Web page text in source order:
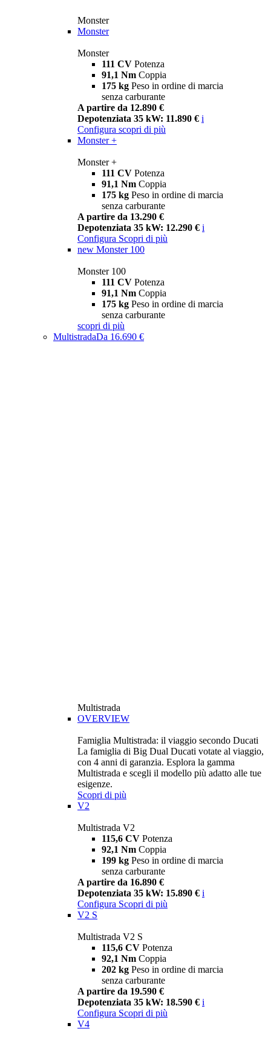
Monster
Monster
Monster
111 CV Potenza
91,1 Nm Coppia
175 kg Peso in ordine di marcia
senza carburante
A partire da 12.890 €
Depotenziata 35 kW: 11.890 € i
Configura scopri di più
Monster +
Monster +
111 CV Potenza
91,1 Nm Coppia
175 kg Peso in ordine di marcia
senza carburante
A partire da 13.290 €
Depotenziata 35 kW: 12.290 € i
Configura Scopri di più
new Monster 100
Monster 100
111 CV Potenza
91,1 Nm Coppia
175 kg Peso in ordine di marcia
senza carburante
scopri di più
MultistradaDa 16.690 €
Multistrada
OVERVIEW
Famiglia Multistrada: il viaggio secondo Ducati
La famiglia di Big Dual Ducati votate al viaggio,
con 4 anni di garanzia. Esplora la gamma
Multistrada e scegli il modello più adatto alle tue
esigenze.
Scopri di più
V2
Multistrada V2
115,6 CV Potenza
92,1 Nm Coppia
199 kg Peso in ordine di marcia
senza carburante
A partire da 16.890 €
Depotenziata 35 kW: 15.890 € i
Configura Scopri di più
V2 S
Multistrada V2 S
115,6 CV Potenza
92,1 Nm Coppia
202 kg Peso in ordine di marcia
senza carburante
A partire da 19.590 €
Depotenziata 35 kW: 18.590 € i
Configura Scopri di più
V4